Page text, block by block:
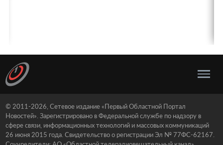
© 2011-2026, Сетевое издание «Первый Областной Портал
Новостей». Зарегистрировано в Федеральной службе по надзору в
сфере связи, информационных технологий и массовых коммуникаций
26 июня 2015 года. Свидетельство о регистрации Эл № 77ФС-62167.